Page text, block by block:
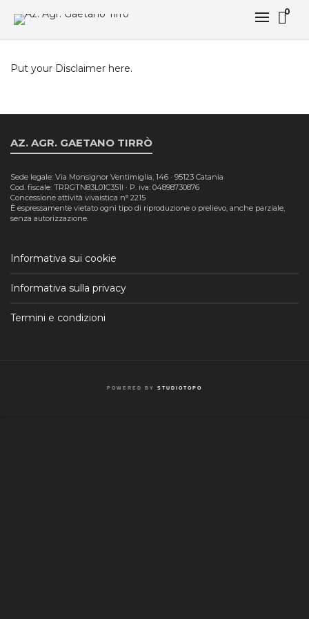
0
Put your Disclaimer here.
AZ. AGR. GAETANO TIRRÒ
Sede legale: Via Monsignor Ventimiglia, 146 · 95123 Catania
Cod. fiscale: TRRGTN83L01C351I · P. iva: 04898730876
Concessione attività vivaistica n° 2215
È espressamente vietato ogni tipo di riproduzione o prelievo, anche parziale,
senza autorizzazione.
Informativa sui cookie
Informativa sulla privacy
Termini e condizioni
POWERED BY STUDIOTOPO